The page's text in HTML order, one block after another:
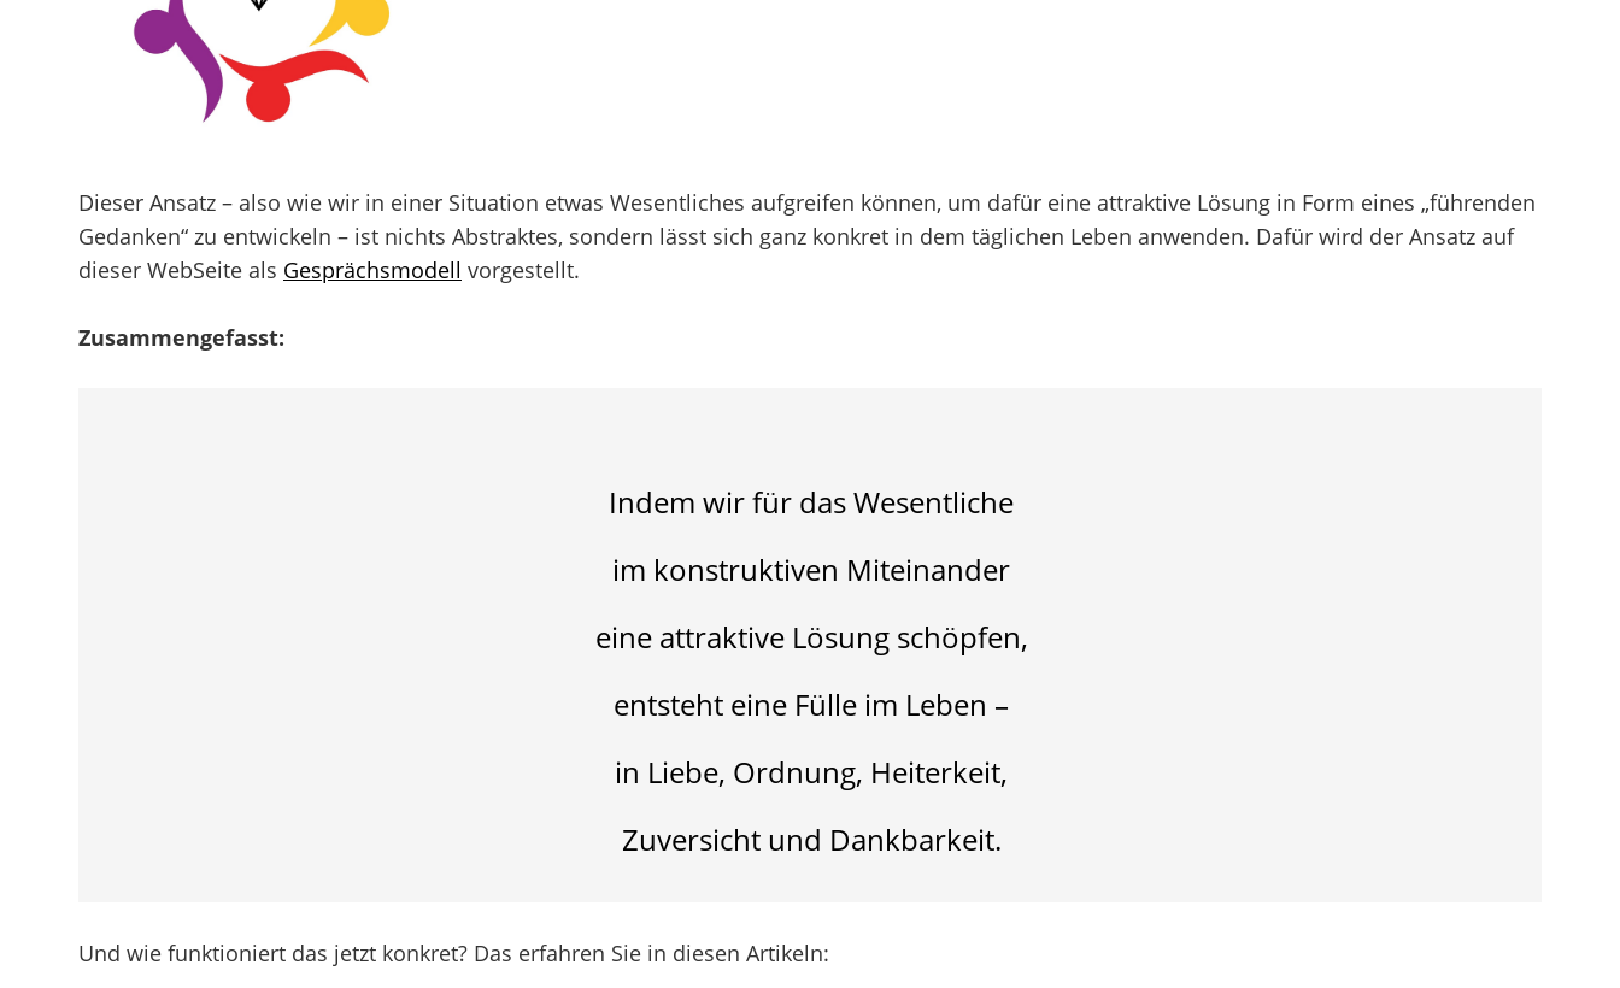
Dieser Ansatz – also wie wir in einer Situation etwas Wesentliches aufgreifen können, um dafür eine attraktive Lösung in Form eines „führenden
Gedanken“ zu entwickeln – ist nichts Abstraktes, sondern lässt sich ganz konkret in dem täglichen Leben anwenden. Dafür wird der Ansatz auf
dieser WebSeite als Gesprächsmodell vorgestellt.
Zusammengefasst:
Indem wir für das Wesentliche
im konstruktiven Miteinander
eine attraktive Lösung schöpfen,
entsteht eine Fülle im Leben –
in Liebe, Ordnung, Heiterkeit,
Zuversicht und Dankbarkeit.
Und wie funktioniert das jetzt konkret? Das erfahren Sie in diesen Artikeln: